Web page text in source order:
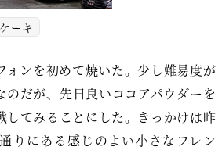
ーキ
ォンを初めて焼いた。少し難易度が
のだが、先日良いココアパウダーを
してみることにした。きっかけは昨
りにある感じのよい小さなフレン